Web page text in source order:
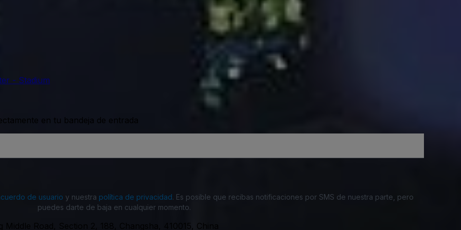
- Stadium
en tu bandeja de entrada
de usuario y nuestra política de privacidad. Es posible que recibas notificaciones por SMS de nuestra parte, pero
puedes darte de baja en cualquier momento.
Middle Road, Section 2, 188, Changsha, 410015, China